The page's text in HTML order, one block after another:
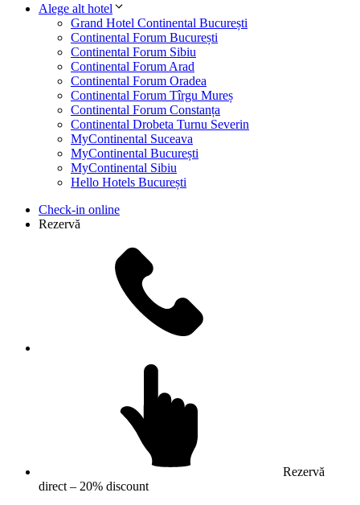
Alege alt hotel
Grand Hotel Continental București
Continental Forum București
Continental Forum Sibiu
Continental Forum Arad
Continental Forum Oradea
Continental Forum Tîrgu Mureș
Continental Forum Constanța
Continental Drobeta Turnu Severin
MyContinental Suceava
MyContinental București
MyContinental Sibiu
Hello Hotels București
Check-in online
Rezervă
Rezervă
direct – 20% discount